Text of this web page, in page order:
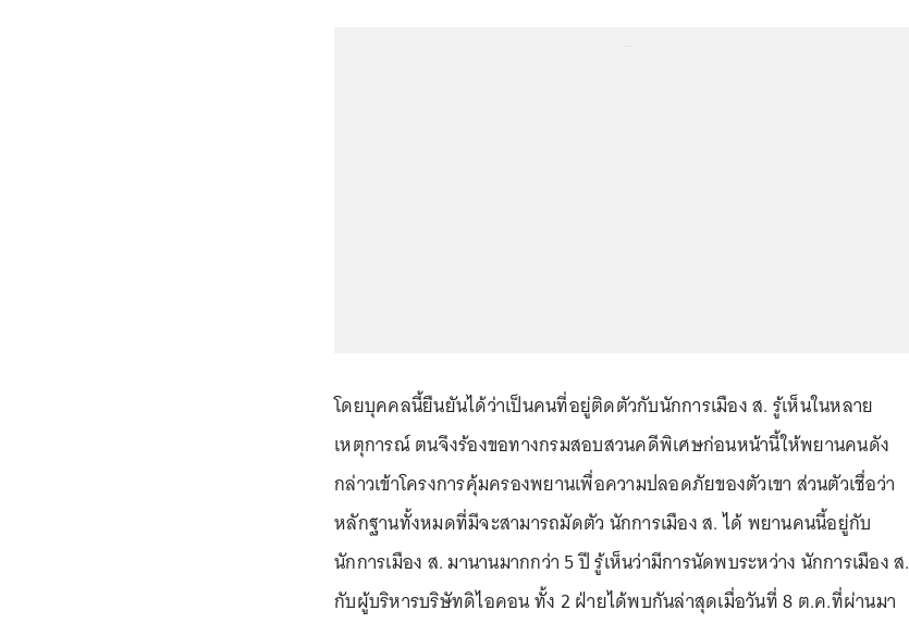
โดยบุคคลนี้ยืนยันได้ว่าเป็นคนที่อยู่ติดตัวกับนักการเมือง ส. รู้เห็นในหลาย
เหตุการณ์ ตนจึงร้องขอทางกรมสอบสวนคดีพิเศษก่อนหน้านี้ให้พยานคนดัง
กล่าวเข้าโครงการคุ้มครองพยานเพื่อความปลอดภัยของตัวเขา ส่วนตัวเชื่อว่า
หลักฐานทั้งหมดที่มีจะสามารถมัดตัว นักการเมือง ส. ได้ พยานคนนี้อยู่กับ
นักการเมือง ส. มานานมากกว่า 5 ปี รู้เห็นว่ามีการนัดพบระหว่าง นักการเมือง ส.
กับผู้บริหารบริษัทดิไอคอน ทั้ง 2 ฝ่ายได้พบกันล่าสุดเมื่อวันที่ 8 ต.ค.ที่ผ่านมา